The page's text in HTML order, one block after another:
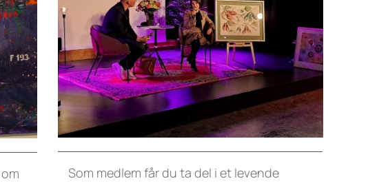
Som medlem får du ta del i et levende